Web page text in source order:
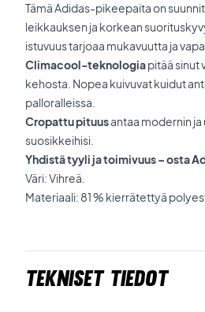
Tämä Adidas-pikeepaita on
leikkauksen ja korkean
istuvuus tarjoaa mukavuutta ja
Climacool-teknologiapitää sinut
kehosta. Nopea kuivuvat kuidut
palloralleissa.
Cropattu pituusantaa modernin
suosikkeihisi.
Yhdistä tyyli ja toimivuus – osta
Väri: Vihreä.
Materiaali: 81 % kierrätettyä
Tekniset tiedot